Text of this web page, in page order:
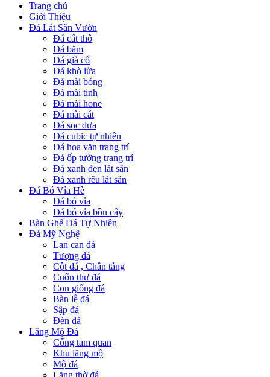
Trang chủ
Giới Thiệu
Đá Lát Sân Vườn
Đá cắt thô
Đá băm
Đá giả cổ
Đá khò lửa
Đá mài bóng
Đá mài tinh
Đá mài hone
Đá mài cát
Đá sọc dưa
Đá cubic tự nhiên
Đá hoa văn trang trí
Đá ốp tường trang trí
Đá xanh đen lát sân
Đá xanh rêu lát sân
Đá Bó Vỉa Hè
Đá bó vỉa
Đá bó vỉa bồn cây
Bàn Ghế Đá Tự Nhiên
Đá Mỹ Nghệ
Lan can đá
Tượng đá
Cột đá , Chân tảng
Cuốn thư đá
Con giống đá
Bàn lễ đá
Sập đá
Đèn đá
Lăng Mộ Đá
Cổng tam quan
Khu lăng mộ
Mộ đá
Lăng thờ đá